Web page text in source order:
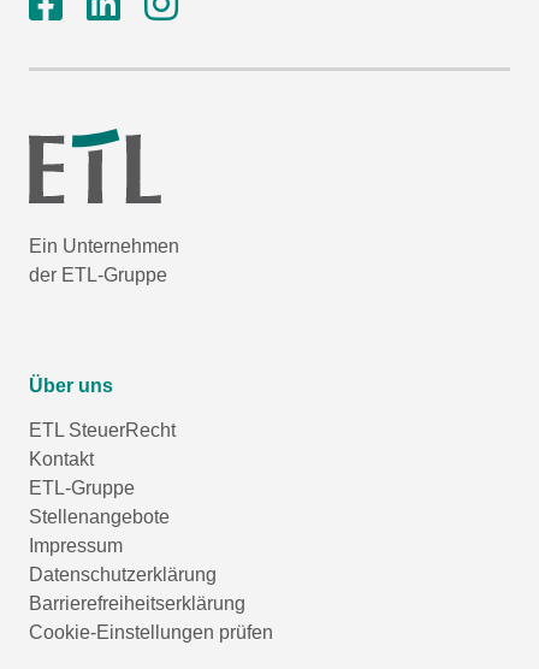
Ein Unternehmen
der ETL-Gruppe
Über uns
ETL SteuerRecht
Kontakt
ETL-Gruppe
Stellenangebote
Impressum
Datenschutzerklärung
Barrierefreiheitserklärung
Cookie-Einstellungen prüfen